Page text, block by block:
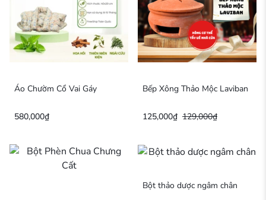
Áo Chườm Cổ Vai Gáy
580,000₫
Bếp Xông Thảo Mộc Laviban
129,000₫
125,000₫
Bột thảo dược ngâm chân